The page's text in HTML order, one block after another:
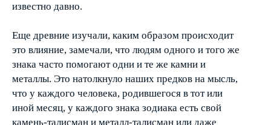
известно давно.
Еще древние изучали, каким образом происходит
это влияние, замечали, что людям одного и того же
знака часто помогают одни и те же камни и
металлы. Это натолкнуло наших предков на мысль,
что у каждого человека, родившегося в тот или
иной месяц, у каждого знака зодиака есть свой
камень-талисман и металл-талисман или даже